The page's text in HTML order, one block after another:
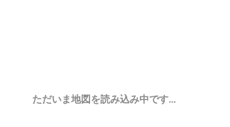
ただいま地図を読み込み中です...